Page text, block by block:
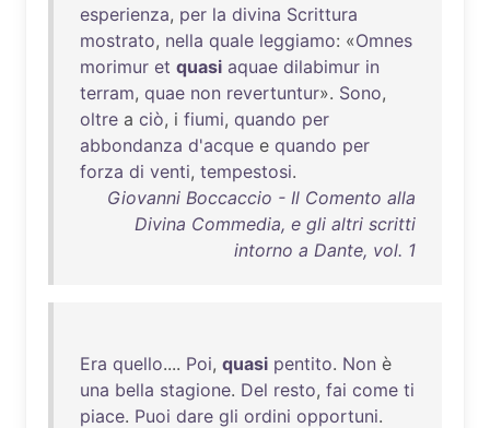
esperienza, per la divina Scrittura
mostrato, nella quale leggiamo: «Omnes
morimur et quasi aquae dilabimur in
terram, quae non revertuntur». Sono,
oltre a ciò, i fiumi, quando per
abbondanza d'acque e quando per
forza di venti, tempestosi.
Giovanni Boccaccio - Il Comento alla
Divina Commedia, e gli altri scritti
intorno a Dante, vol. 1
Era quello.... Poi, quasi pentito. Non è
una bella stagione. Del resto, fai come ti
piace. Puoi dare gli ordini opportuni.